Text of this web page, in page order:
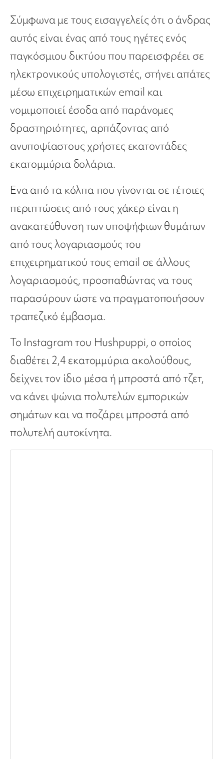
Σύμφωνα με τους εισαγγελείς ότι ο άνδρας
αυτός είναι ένας από τους ηγέτες ενός
παγκόσμιου δικτύου που παρεισφρέει σε
ηλεκτρονικούς υπολογιστές, στήνει απάτες
μέσω επιχειρηματικών email και
νομιμοποιεί έσοδα από παράνομες
δραστηριότητες, αρπάζοντας από
ανυποψίαστους χρήστες εκατοντάδες
εκατομμύρια δολάρια.
Ενα από τα κόλπα που γίνονται σε τέτοιες
περιπτώσεις από τους χάκερ είναι η
ανακατεύθυνση των υποψήφιων θυμάτων
από τους λογαριασμούς του
επιχειρηματικού τους email σε άλλους
λογαριασμούς, προσπαθώντας να τους
παρασύρουν ώστε να πραγματοποιήσουν
τραπεζικό έμβασμα.
Το Instagram του Hushpuppi, ο οποίος
διαθέτει 2,4 εκατομμύρια ακολούθους,
δείχνει τον ίδιο μέσα ή μπροστά από τζετ,
να κάνει ψώνια πολυτελών εμπορικών
σημάτων και να ποζάρει μπροστά από
πολυτελή αυτοκίνητα.